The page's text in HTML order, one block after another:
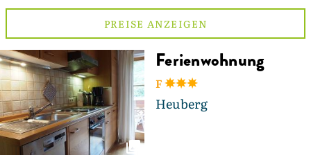
PREISE ANZEIGEN
Ferienwohnung
F
Heuberg